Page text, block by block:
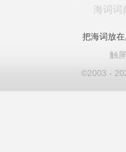
海词词
把海词放
触
©2003 -